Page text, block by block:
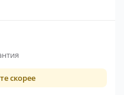
скорее